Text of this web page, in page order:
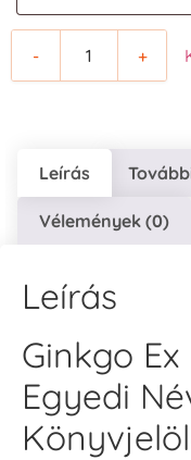
- +
Leírás
Vélemények (0)
Leírás
Ginkgo
Egyedi